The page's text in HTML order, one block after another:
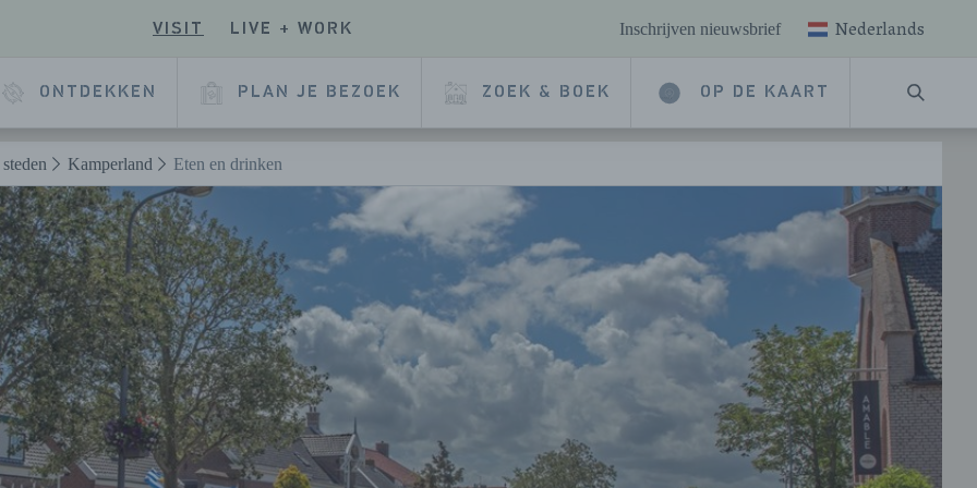
VISIT LIVE + WORK Inschrijven nieuwsbrief Nederlands
ONTDEKKEN PLAN JE BEZOEK ZOEK & BOEK OP DE KAART
Kamperland Eten en drinken